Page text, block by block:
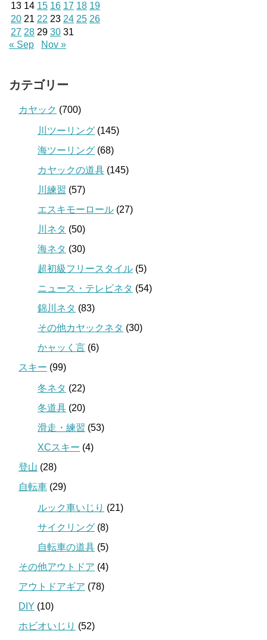
13 14 15 16 17 18 19
20 21 22 23 24 25 26
27 28 29 30 31
« Sep
Nov »
カテゴリー
カヤック (700)
川ツーリング (145)
海ツーリング (68)
カヤックの道具 (145)
川練習 (57)
エスキモーロール (27)
川ネタ (50)
海ネタ (30)
超初級フリースタイル (5)
ニュース・テレビネタ (54)
錦川ネタ (83)
その他カヤックネタ (30)
かャッく言 (6)
スキー (99)
冬ネタ (22)
冬道具 (20)
滑走・練習 (53)
XCスキー (4)
登山 (28)
自転車 (29)
ルック車いじり (21)
サイクリング (8)
自転車の道具 (5)
その他アウトドア (4)
アウトドアギア (78)
DIY (10)
ホビオいじり (52)